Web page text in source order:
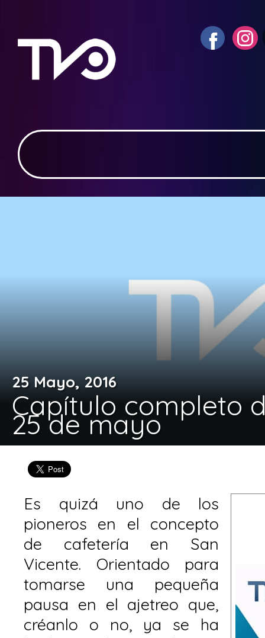
25 Mayo, 2016
Capítulo completo
25 de mayo
Es quizá uno de los
pioneros en el concepto
de cafetería en San
Vicente. Orientado para
tomarse una pequeña
pausa en el ajetreo que,
créanlo o no, ya se ha